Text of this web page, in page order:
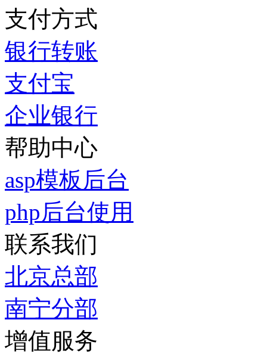
支付方式
银行转账
支付宝
企业银行
帮助中心
asp模板后台
php后台使用
联系我们
北京总部
南宁分部
增值服务